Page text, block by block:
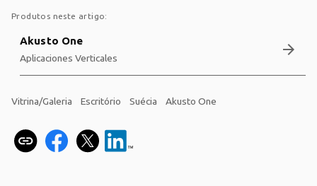
Produtos neste artigo:
Akusto One
Aplicaciones Verticales arrow_forward
Vitrina/Galeria Escritório Suécia Akusto One